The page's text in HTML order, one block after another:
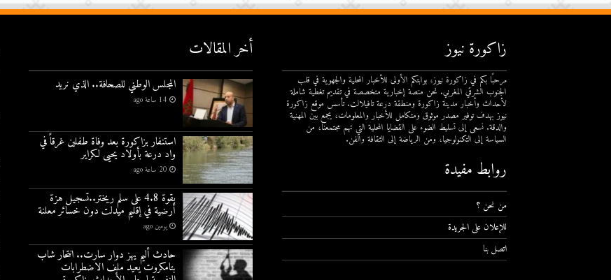
زاكورة نيوز
مرحبًا بكم في زاكورة نيوز، بوابتكم الأولى للأخبار المحلية والجهوية في قلب
الجنوب الشرقي المغربي. نحن منصة إخبارية متخصصة في تقديم تغطية شاملة
لأحداث وأخبار مدينة زاكورة ومنطقة درعة تافيلالت. تأسس موقع زاكورة
نيوز بهدف توفير مصدر موثوق ومتكامل للأخبار والمعلومات، يجمع بين المهنية
والدقة. نسعى إلى تسليط الضوء على القضايا المحلية التي تهم مجتمعنا، من
السياسة إلى التكنولوجيا، ومن الرياضة إلى الثقافة والفن.
روابط مفيدة
من نحن ؟
للإعلان على الجريدة
اتصل بنا
أخر المقالات
المجلس الوطني للصحافة.. الذي نريد
14 ساعة ago
استنفار بزاكورة بعد وفاة طفلين غرقاً في
واد درعة بأولاد يحيى لكراير
20 ساعة ago
بقوة 4.8 على سلم ريختر..تسجيل هزة
أرضية في إقليم ميدلت دون خسائر معلنة
يومين ago
حادث أليم يهز دوار سارت.. انتحار شاب
بتامكروت يعيد ملف الاضطرابات